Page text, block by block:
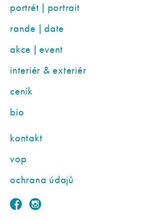
portrét | portrait
rande | date
akce | event
interiér & exteriér
ceník
bio
kontakt
vop
ochrana údajů